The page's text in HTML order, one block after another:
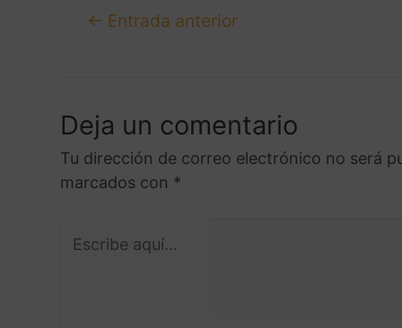
← Entrada anterior
Deja un comentario
Tu dirección de correo electrónico no será
marcados con *